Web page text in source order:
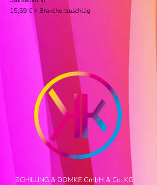
15,69 € + Branchenzuschlag
SCHILLING & DOMKE GmbH & Co. KG